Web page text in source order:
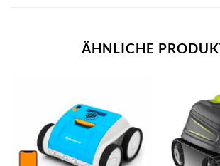
ÄHNLICHE